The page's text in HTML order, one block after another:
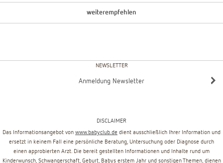
weiterempfehlen
NEWSLETTER
Anmeldung Newsletter
DISCLAIMER
Das Informationsangebot von www.babyclub.de dient ausschließlich Ihrer Information und
ersetzt in keinem Fall eine persönliche Beratung, Untersuchung oder Diagnose durch
einen approbierten Arzt. Die bereit gestellten Informationen und Inhalte rund um
Kinderwunsch, Schwangerschaft, Geburt, Babys erstem Jahr und sonstigen Themen, dienen